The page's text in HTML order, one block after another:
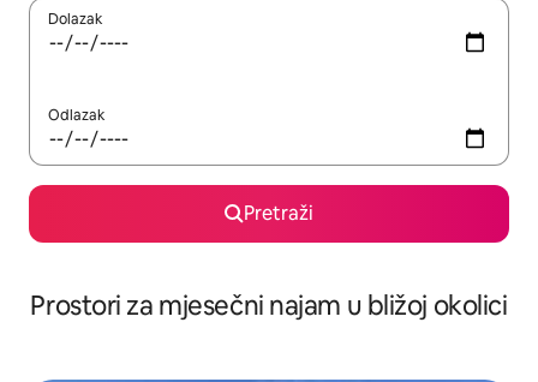
Dolazak
Odlazak
Pretraži
Prostori za mjesečni najam u bližoj okolici